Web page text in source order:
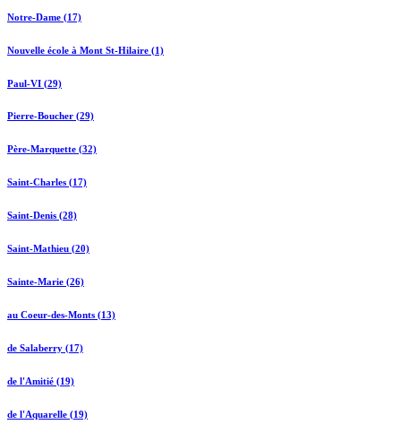
Notre-Dame (17)
Nouvelle école à Mont St-Hilaire (1)
Paul-VI (29)
Pierre-Boucher (29)
Père-Marquette (32)
Saint-Charles (17)
Saint-Denis (28)
Saint-Mathieu (20)
Sainte-Marie (26)
au Coeur-des-Monts (13)
de Salaberry (17)
de l'Amitié (19)
de l'Aquarelle (19)